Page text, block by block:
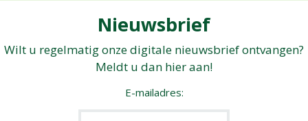
Nieuwsbrief
Wilt u regelmatig onze digitale nieuwsbrief ontvangen?
Meldt u dan hier aan!
E-mailadres: